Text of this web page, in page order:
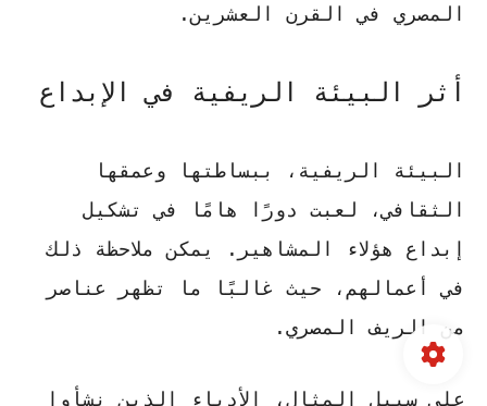
المصري في القرن العشرين.
أثر البيئة الريفية في الإبداع
البيئة الريفية، ببساطتها وعمقها
الثقافي، لعبت دورًا هامًا في تشكيل
إبداع هؤلاء المشاهير. يمكن ملاحظة ذلك
في أعمالهم، حيث غالبًا ما تظهر عناصر
من الريف المصري.
على سبيل المثال، الأدباء الذين نشأوا